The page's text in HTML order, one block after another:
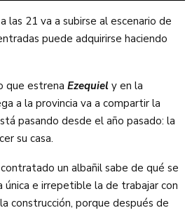
las 21 va a subirse al escenario de
puede adquirirse haciendo
que estrena Ezequiel y en la
a la provincia va a compartir la
pasando desde el año pasado: la
su casa.
un albañil sabe de qué se
única e irrepetible la de trabajar con
construcción, porque después de